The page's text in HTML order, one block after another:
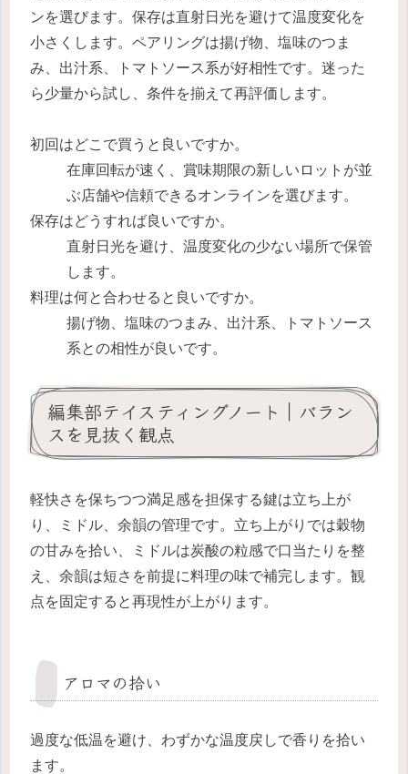
ンを選びます。保存は直射日光を避けて温度変化を
小さくします。ペアリングは揚げ物、塩味のつま
み、出汁系、トマトソース系が好相性です。迷った
ら少量から試し、条件を揃えて再評価します。
初回はどこで買うと良いですか。
在庫回転が速く、賞味期限の新しいロットが並
ぶ店舗や信頼できるオンラインを選びます。
保存はどうすれば良いですか。
直射日光を避け、温度変化の少ない場所で保管
します。
料理は何と合わせると良いですか。
揚げ物、塩味のつまみ、出汁系、トマトソース
系との相性が良いです。
編集部テイスティングノート｜バラン
スを見抜く観点
軽快さを保ちつつ満足感を担保する鍵は立ち上が
り、ミドル、余韻の管理です。立ち上がりでは穀物
の甘みを拾い、ミドルは炭酸の粒感で口当たりを整
え、余韻は短さを前提に料理の味で補完します。観
点を固定すると再現性が上がります。
アロマの拾い
過度な低温を避け、わずかな温度戻しで香りを拾い
ます。